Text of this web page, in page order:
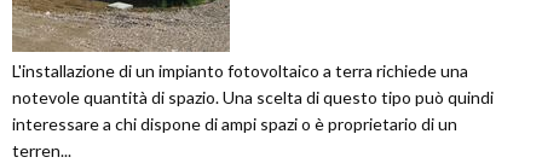
L'installazione di un impianto fotovoltaico a terra richiede una
notevole quantità di spazio. Una scelta di questo tipo può quindi
interessare a chi dispone di ampi spazi o è proprietario di un
terren...